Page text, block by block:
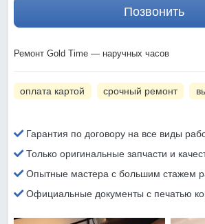
Позвонить
Ремонт Gold Time — наручных часов
оплата картой срочный ремонт
Гарантия по договору на все виды
Только оригинальные запчасти и
Опытные мастера с большим стажем
Официальные документы с печатью